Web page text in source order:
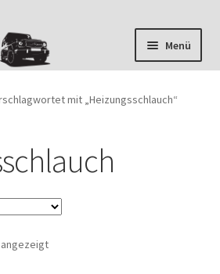
Menü
mit „Heizungsschlauch“